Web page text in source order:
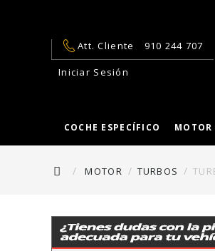
Iniciar Sesión
Att. Cliente 910 244 707
COCHE ESPECÍFICO MOTOR
MOTOR TURBOS